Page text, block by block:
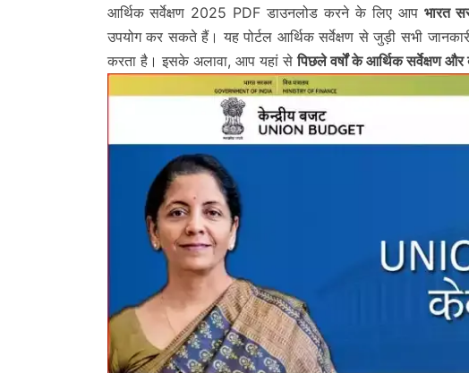
आर्थिक सर्वेक्षण 2025 PDF डाउनलोड करने के लिए आप भारत
उपयोग कर सकते हैं। यह पोर्टल आर्थिक सर्वेक्षण से जुड़ी सभी
करता है। इसके अलावा, आप यहां सेपिछले वर्षों के आर्थिक सर्वेक्षण